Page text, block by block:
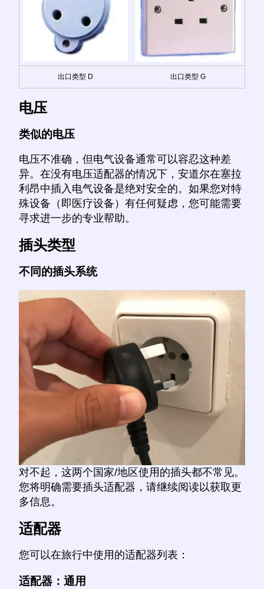
出口类型 D 出口类型 G
电压
类似的电压
电压不准确，但电气设备通常可以容忍这种差
异。在没有电压适配器的情况下，安道尔在塞拉
利昂中插入电气设备是绝对安全的。如果您对特
殊设备（即医疗设备）有任何疑虑，您可能需要
寻求进一步的专业帮助。
插头类型
不同的插头系统
对不起，这两个国家/地区使用的插头都不常见。
您将明确需要插头适配器，请继续阅读以获取更
多信息。
适配器
您可以在旅行中使用的适配器列表：
适配器：通用